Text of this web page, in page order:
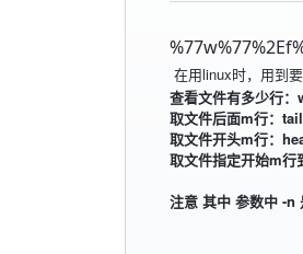
在用linux时，用到
查看文件有多少行：
取文件后面m行：
取文件开头m行：
取文件指定开始m行
注意 其中 参数中 -n